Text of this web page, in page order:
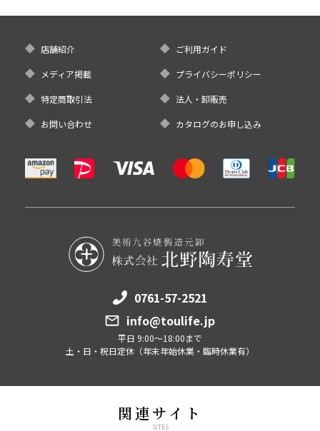
店舗紹介 ご利用ガイド
メディア掲載 プライバシーポリシー
特定商取引法 法人・卸販売
お問い合わせ カタログのお申し込み
0761-57-2521
info@toulife.jp
平日 9:00～18:00まで
土・日・祝日定休（年末年始休業・臨時休業有）
関連サイト
SITES